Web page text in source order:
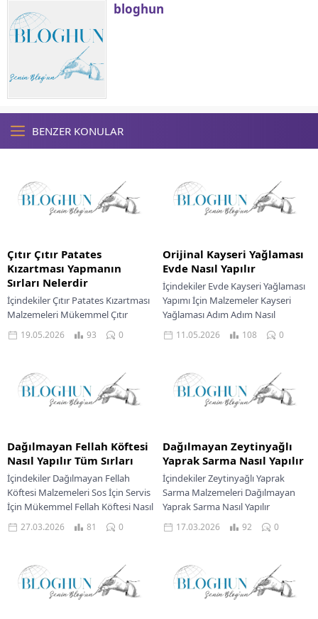
bloghun
BENZER KONULAR
Çıtır Çıtır Patates
Kızartması Yapmanın
Sırları Nelerdir
İçindekiler Çıtır Patates Kızartması
Malzemeleri Mükemmel Çıtır
Patates Kızartması Nasıl Yapılır
Mükemmel Patates Kızartmasında
Kızartması Servis...
19.05.2026 93 0
Orijinal Kayseri Yağlaması
Evde Nasıl Yapılır
İçindekiler Evde Kayseri Yağlaması
Yapımı İçin Malzemeler Kayseri
Yağlaması Adım Adım Nasıl
Hazırlanır Kayseri Yağlaması Püf
Noktaları Farklı Servis Önerileri...
11.05.2026 108 0
Dağılmayan Fellah Köftesi
Nasıl Yapılır Tüm Sırları
İçindekiler Dağılmayan Fellah
Köftesi Malzemeleri Sos İçin Servis
İçin Mükemmel Fellah Köftesi Nasıl
Yapılır Fellah Köftesinin Püf
Noktaları Lezzetli Fellah...
27.03.2026 81 0
Dağılmayan Zeytinyağlı
Yaprak Sarma Nasıl Yapılır
İçindekiler Zeytinyağlı Yaprak
Sarma Malzemeleri Dağılmayan
Yaprak Sarma Nasıl Yapılır
Mükemmel Sarmalar İçin Püf
Noktaları Zeytinyağlı Sarma Servis
17.03.2026 92 0